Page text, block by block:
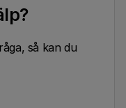
så kan du